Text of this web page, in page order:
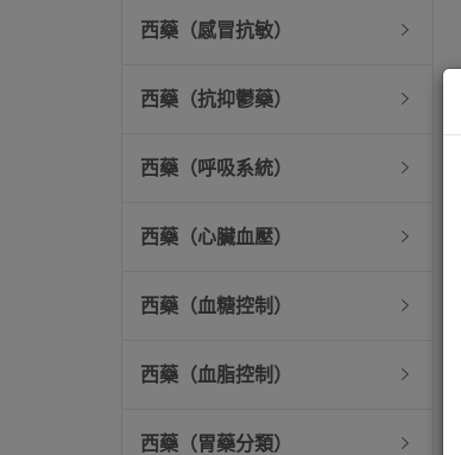
西藥（感冒抗敏）
西藥（抗抑鬱藥）
西藥（呼吸系統）
西藥（心臟血壓）
西藥（血糖控制）
西藥（血脂控制）
西藥（胃藥分類）